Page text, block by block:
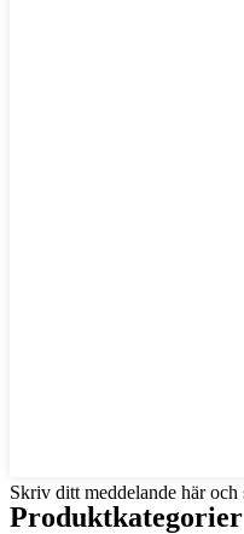
Skriv ditt meddelande här
Produktkategorier